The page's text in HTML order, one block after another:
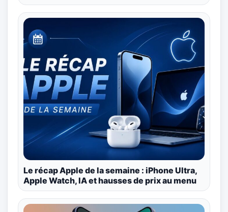
Le récap Apple de la semaine : iPhone Ultra,
Apple Watch, IA et hausses de prix au menu